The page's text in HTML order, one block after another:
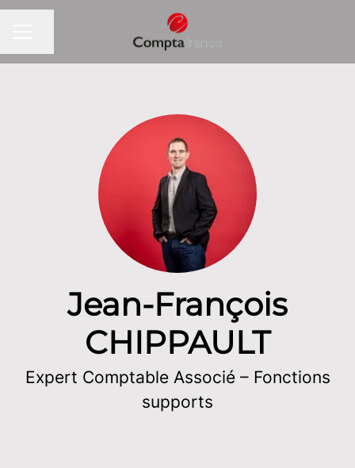
Jean-François
CHIPPAULT
Expert Comptable Associé – Fonctions
supports